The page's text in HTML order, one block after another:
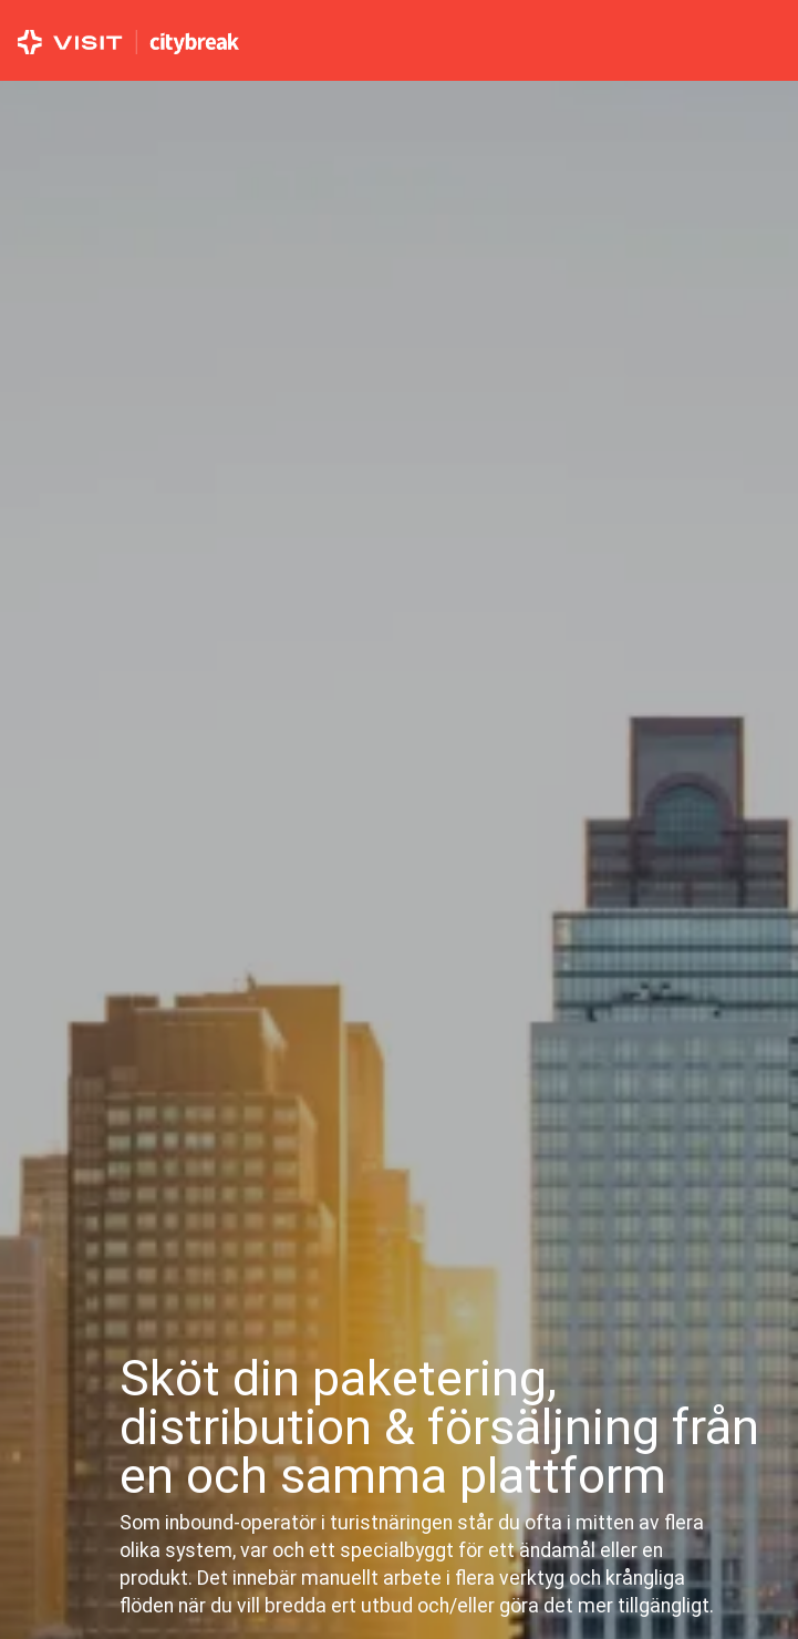
Sköt din paketering,
distribution & försäljning från
en och samma plattform
Som inbound-operatör i turistnäringen står du ofta i mitten av flera
olika system, var och ett specialbyggt för ett ändamål eller en
produkt. Det innebär manuellt arbete i flera verktyg och krångliga
flöden när du vill bredda ert utbud och/eller göra det mer tillgängligt.